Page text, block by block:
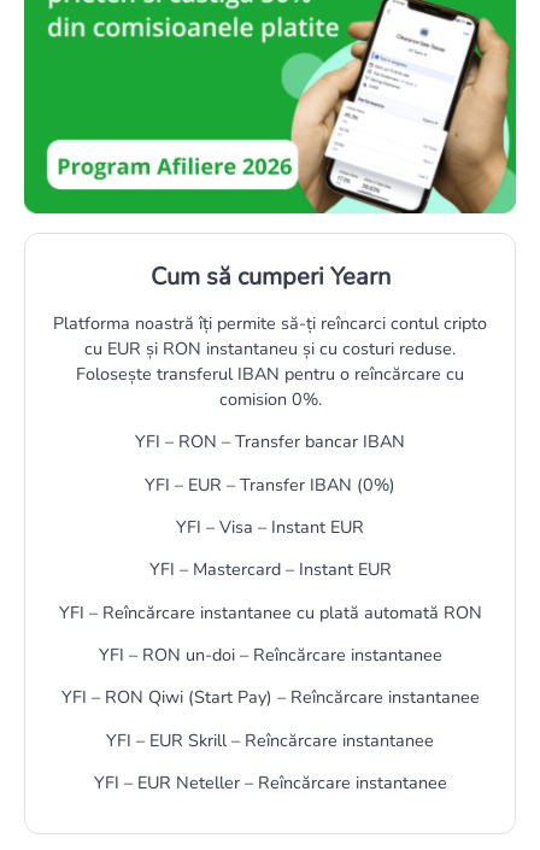
Cum să cumperi Yearn
Platforma noastră îți permite să-ți reîncarci contul cripto
cu EUR și RON instantaneu și cu costuri reduse.
Folosește transferul IBAN pentru o reîncărcare cu
comision 0%.
YFI – RON – Transfer bancar IBAN
YFI – EUR – Transfer IBAN (0%)
YFI – Visa – Instant EUR
YFI – Mastercard – Instant EUR
YFI – Reîncărcare instantanee cu plată automată RON
YFI – RON un-doi – Reîncărcare instantanee
YFI – RON Qiwi (Start Pay) – Reîncărcare instantanee
YFI – EUR Skrill – Reîncărcare instantanee
YFI – EUR Neteller – Reîncărcare instantanee